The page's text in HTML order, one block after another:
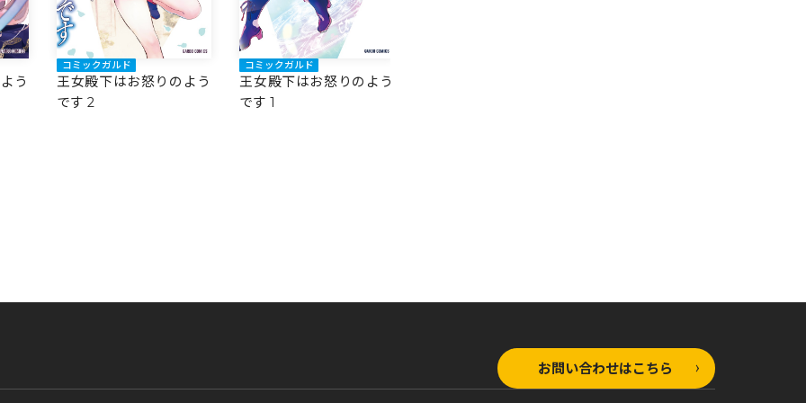
う
コミックガルド
王女殿下はお怒りのよう
です 2
コミックガルド
王女殿下はお怒りのよう
です 1
お問い合わせはこちら